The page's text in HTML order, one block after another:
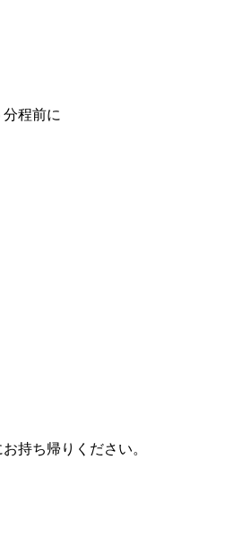
程前に
持ち帰りください。